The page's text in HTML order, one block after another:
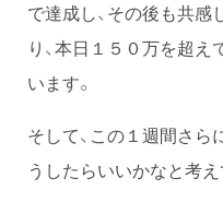
で達成し、その後も共
り、本日１５０万を超
います。
そして、この１週間さ
うしたらいいかなと考え